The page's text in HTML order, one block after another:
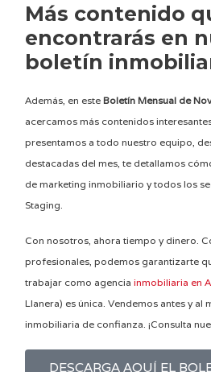
Más contenido
encontrarás en
boletín
Además, en este Boletín Mensual de
acercamos más contenidos
presentamos a todo nuestro equipo,
destacadas del mes, te detallamos
de marketing inmobiliario y todos los
Staging.
Con nosotros, ahora tiempo y dinero.
profesionales, podemos garantizarte
trabajar como agencia inmobiliaria en
Llanera) es única. Vendemos antes y al
inmobiliaria de confianza. ¡Consulta
DESCARGA AQUÍ EL